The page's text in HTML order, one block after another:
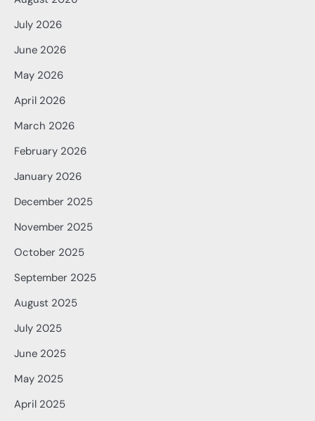
July 2026
June 2026
May 2026
April 2026
March 2026
February 2026
January 2026
December 2025
November 2025
October 2025
September 2025
August 2025
July 2025
June 2025
May 2025
April 2025